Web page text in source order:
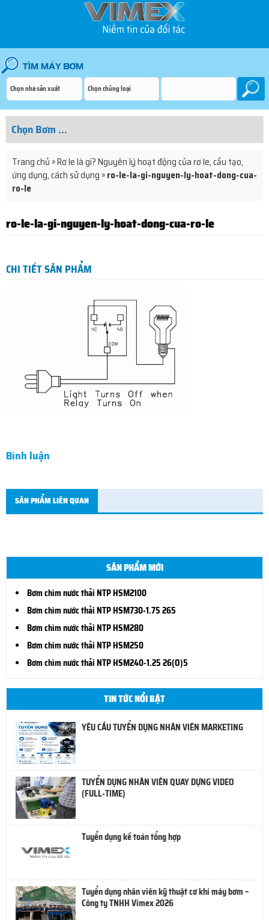
Trang chủ »Rơ le là gì? Nguyên lý hoạt động của rơ le, cấu tạo,
ứng dụng, cách sử dụng »ro-le-la-gi-nguyen-ly-hoat-dong-cua-
ro-le
ro-le-la-gi-nguyen-ly-hoat-dong-cua-ro-le
CHI TIẾT SẢN PHẨM
Bình luận
SẢN PHẨM LIÊN QUAN
SẢN PHẨM MỚI
Bơm chìm nước thải NTP HSM2100
Bơm chìm nước thải NTP HSM730-1.75 265
Bơm chìm nước thải NTP HSM280
Bơm chìm nước thải NTP HSM250
Bơm chìm nước thải NTP HSM240-1.25 26(O)5
TIN TỨC NỔI BẬT
YÊU CẦU TUYỂN DỤNG NHÂN VIÊN MARKETING
TUYỂN DỤNG NHÂN VIÊN QUAY DỰNG VIDEO
(FULL-TIME)
Tuyển dụng kế toán tổng hợp
Tuyển dụng nhân viên kỹ thuật cơ khí máy bơm –
Công ty TNHH Vimex 2026